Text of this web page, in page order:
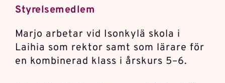
Styrelsemedlem
Marjo arbetar vid Isonkylä skola i
Laihia som rektor samt som lärare för
en kombinerad klass i årskurs 5–6.